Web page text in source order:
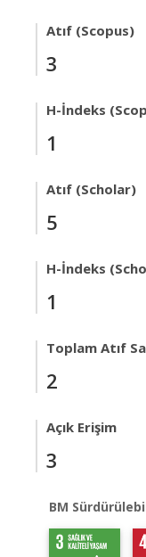
Atıf (Scopus)
3
H-İndeks
1
Atıf (Scholar)
5
H-İndeks
1
Toplam Atıf
2
Açık Erişim
3
BM